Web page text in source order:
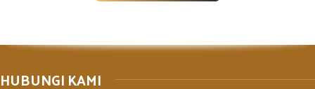
HUBUNGI KAMI